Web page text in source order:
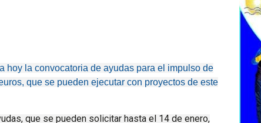
hoy la convocatoria de ayudas para el impulso de
que se pueden ejecutar con proyectos de este
que se pueden solicitar hasta el 14 de enero,